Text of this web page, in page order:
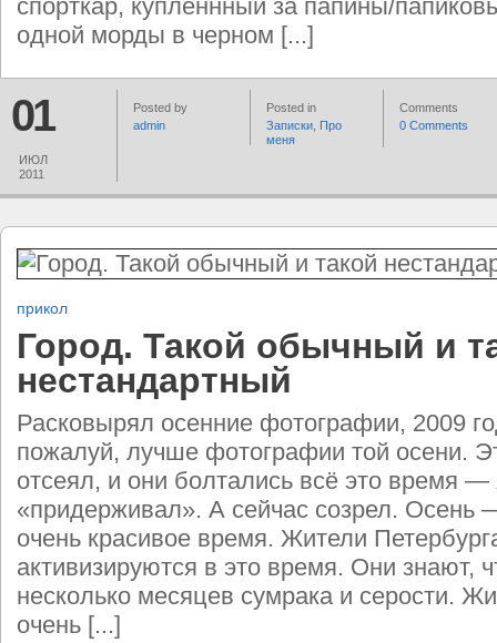
спорткар, купленнный за папины/
одной морды в черном [...]
01
ИЮЛ
2011
Posted by
admin
Posted in
Записки Про
меня
Comments
0 Comments
прикол
Город. Такой обычный и
нестандартный
Расковырял осенние фотографии, 2009
пожалуй, лучше фотографии той осени.
отсеял, и они болтались всё это время —
«придерживал». А сейчас созрел. Осень
очень красивое время. Жители
активизируются в это время. Они знают,
несколько месяцев сумрака и серости.
очень [...]